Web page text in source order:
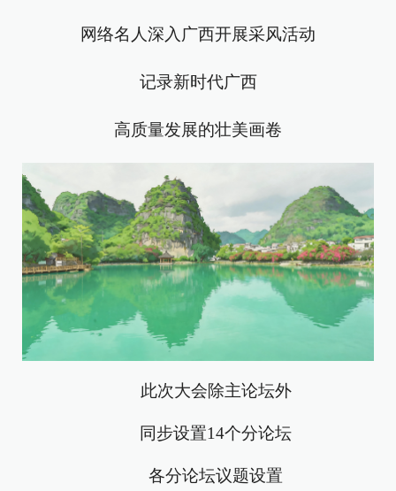
网络名人深入广西开展采风活动
记录新时代广西
高质量发展的壮美画卷
此次大会除主论坛外
同步设置14个分论坛
各分论坛议题设置